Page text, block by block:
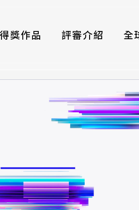
得獎作品 評審介紹 全